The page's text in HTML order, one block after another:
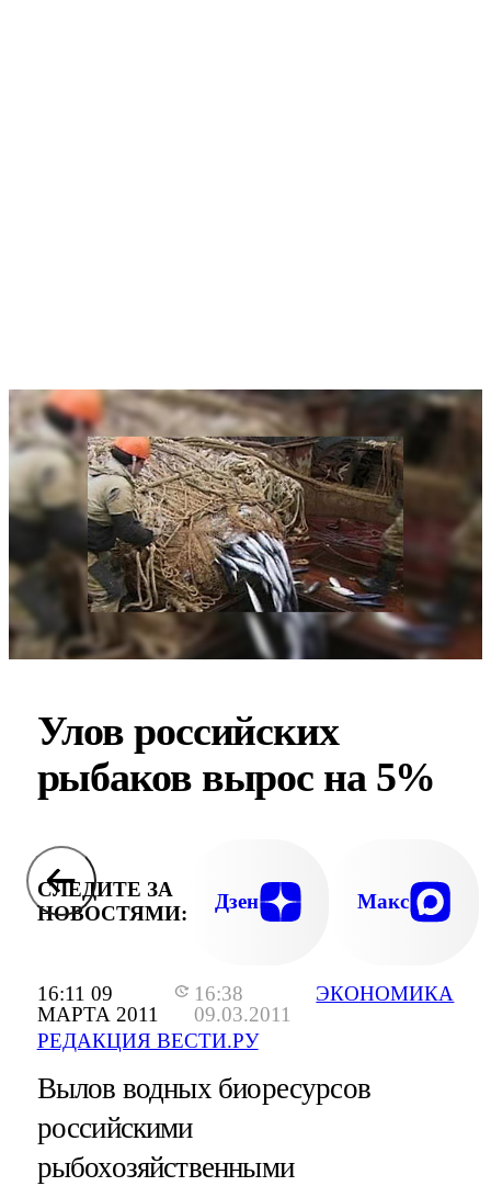
16:11 09
МАРТА 2011
16:38
09.03.2011
РЕДАКЦИЯ ВЕСТИ.РУ
ЭКОНОМИКА
Улов российских
рыбаков вырос на 5%
СЛЕДИТЕ ЗА
НОВОСТЯМИ:
Дзен Макс
Вылов водных биоресурсов
российскими
рыбохозяйственными